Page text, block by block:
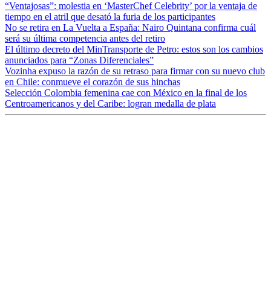
“Ventajosas”: molestia en ‘MasterChef Celebrity’ por la ventaja de
tiempo en el atril que desató la furia de los participantes
No se retira en La Vuelta a España: Nairo Quintana confirma cuál
será su última competencia antes del retiro
El último decreto del MinTransporte de Petro: estos son los cambios
anunciados para “Zonas Diferenciales”
Vozinha expuso la razón de su retraso para firmar con su nuevo club
en Chile: conmueve el corazón de sus hinchas
Selección Colombia femenina cae con México en la final de los
Centroamericanos y del Caribe: logran medalla de plata